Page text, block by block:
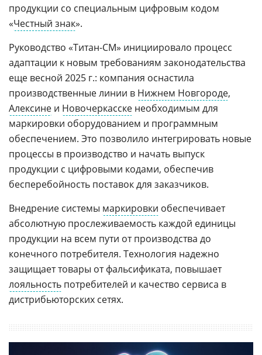
продукции со специальным цифровым кодом
«Честный знак».
Руководство «Титан-СМ» инициировало процесс
адаптации к новым требованиям законодательства
еще весной 2025 г.: компания оснастила
производственные линии в Нижнем Новгороде,
Алексине и Новочеркасске необходимым для
маркировки оборудованием и программным
обеспечением. Это позволило интегрировать новые
процессы в производство и начать выпуск
продукции с цифровыми кодами, обеспечив
бесперебойность поставок для заказчиков.
Внедрение системы маркировки обеспечивает
абсолютную прослеживаемость каждой единицы
продукции на всем пути от производства до
конечного потребителя. Технология надежно
защищает товары от фальсификата, повышает
лояльность потребителей и качество сервиса в
дистрибьюторских сетях.